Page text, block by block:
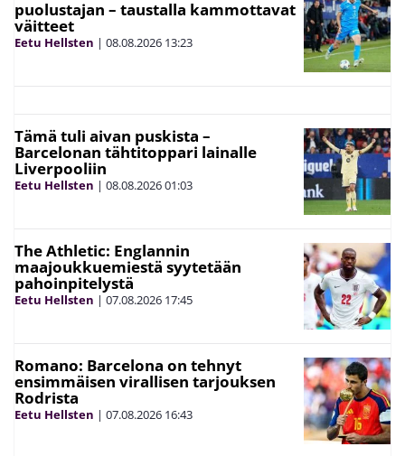
puolustajan – taustalla kammottavat
väitteet
Eetu Hellsten | 08.08.2026 13:23
Tämä tuli aivan puskista –
Barcelonan tähtitoppari lainalle
Liverpooliin
Eetu Hellsten | 08.08.202601:03
The Athletic: Englannin
maajoukkuemiestä syytetään
pahoinpitelystä
Eetu Hellsten | 07.08.2026 17:45
Romano: Barcelona on tehnyt
ensimmäisen virallisen tarjouksen
Rodrista
Eetu Hellsten | 07.08.2026 16:43